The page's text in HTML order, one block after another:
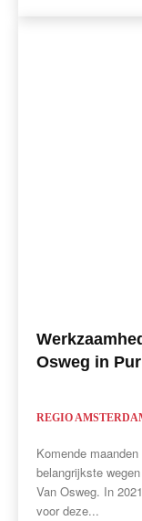
Osweg in
REGIO
Komende
belangrijkste
Van Osweg. In
voor deze...